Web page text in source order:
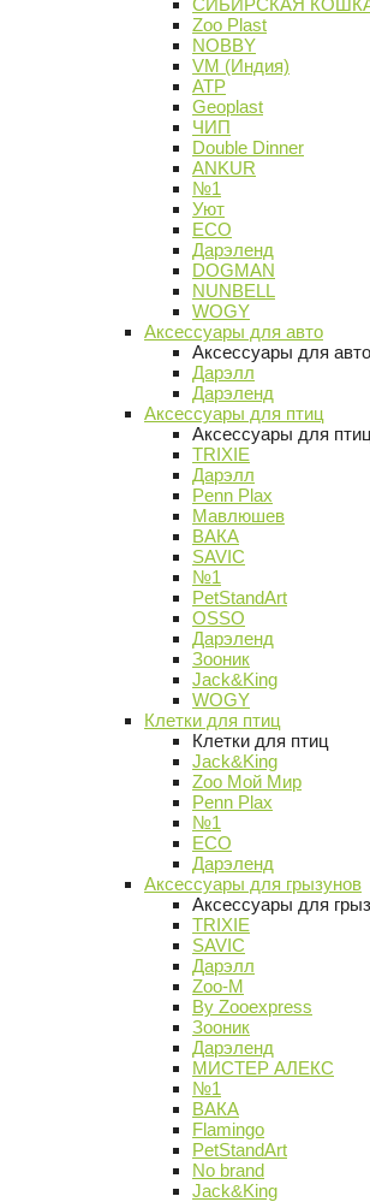
СИБИРСКАЯ
Zoo Plast
NOBBY
VM (Индия)
АТР
Geoplast
ЧИП
Double Dinner
ANKUR
№1
Уют
ECO
Дарэленд
DOGMAN
NUNBELL
WOGY
Аксессуары для авто
Аксессуары для авто
Дарэлл
Дарэленд
Аксессуары для птиц
Аксессуары для птиц
TRIXIE
Дарэлл
Penn Plax
Мавлюшев
ВАКА
SAVIC
№1
PetStandArt
OSSO
Дарэленд
Зооник
Jack&King
WOGY
Клетки для птиц
Клетки для птиц
Jack&King
Zoo Мой Мир
Penn Plax
№1
ECO
Дарэленд
Аксессуары для грызунов
Аксессуары для
TRIXIE
SAVIC
Дарэлл
Zoo-M
By Zooexpress
Зооник
Дарэленд
МИСТЕР АЛЕКС
№1
ВАКА
Flamingo
PetStandArt
No brand
Jack&King